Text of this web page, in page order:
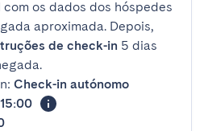
com os dados dos hóspedes
aproximada. Depois,
de check-in 5 dias
Check-in autónomo